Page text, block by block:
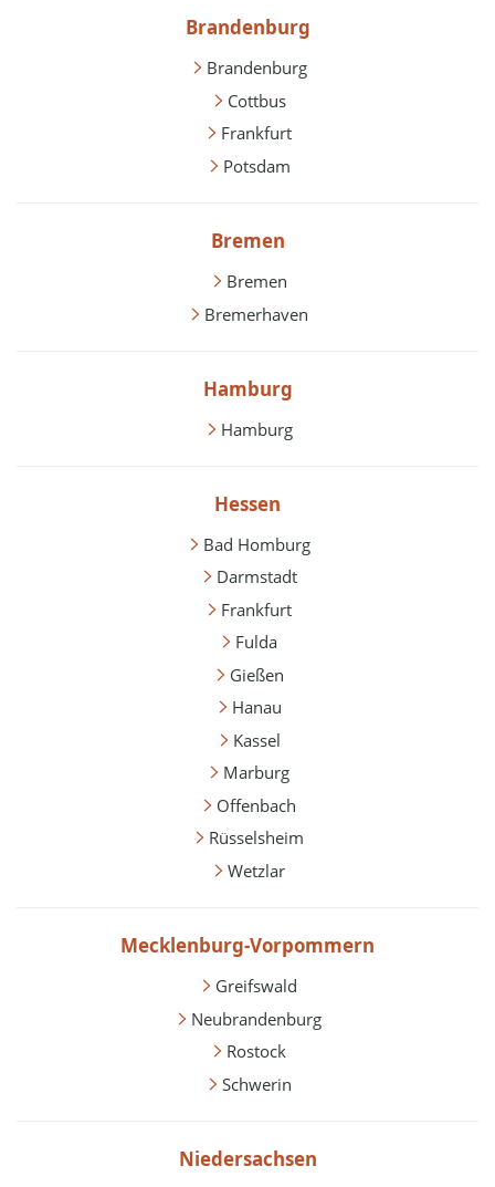
Brandenburg
Brandenburg
Cottbus
Frankfurt
Potsdam
Bremen
Bremen
Bremerhaven
Hamburg
Hamburg
Hessen
Bad Homburg
Darmstadt
Frankfurt
Fulda
Gießen
Hanau
Kassel
Marburg
Offenbach
Rüsselsheim
Wetzlar
Mecklenburg-Vorpommern
Greifswald
Neubrandenburg
Rostock
Schwerin
Niedersachsen